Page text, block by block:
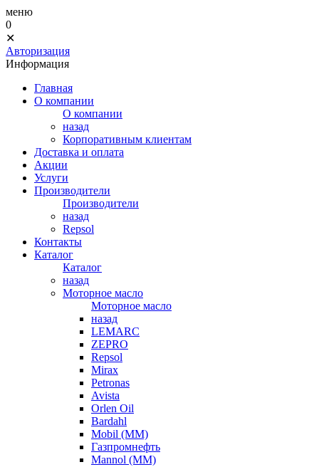
меню
0
✕
Авторизация
Информация
Главная
О компании
О компании
назад
Корпоративным клиентам
Доставка и оплата
Акции
Услуги
Производители
Производители
назад
Repsol
Контакты
Каталог
Каталог
назад
Моторное масло
Моторное масло
назад
LEMARC
ZEPRO
Repsol
Mirax
Petronas
Avista
Orlen Oil
Bardahl
Mobil (ММ)
Газпромнефть
Mannol (ММ)